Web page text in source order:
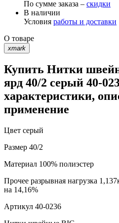
По сумме заказа – скидки
В наличии
Условия работы и доставки
О товаре
xmark
Купить Нитки
ярд 40/2 серый 40-
характеристики,
применение
Цвет серый
Размер 40/2
Материал 100% полиэстер
Прочее разрывная нагрузка
на 14,16%
Артикул 40-0236